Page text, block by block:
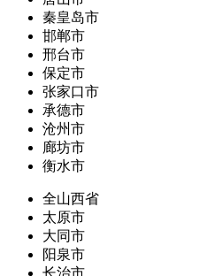
秦皇岛市
邯郸市
邢台市
保定市
张家口市
承德市
沧州市
廊坊市
衡水市
全山西省
太原市
大同市
阳泉市
长治市